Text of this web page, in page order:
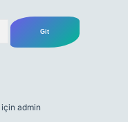
için admin